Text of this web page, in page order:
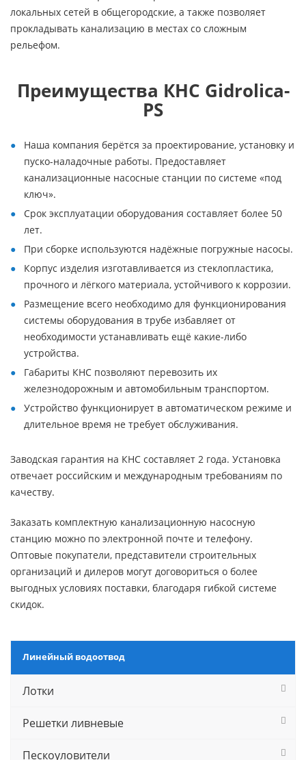
локальных сетей в общегородские, а также позволяет
прокладывать канализацию в местах со сложным
рельефом.
Преимущества КНС Gidrolica-
PS
Наша компания берётся за проектирование, установку и
пуско-наладочные работы. Предоставляет
канализационные насосные станции по системе «под
ключ».
Срок эксплуатации оборудования составляет более 50
лет.
При сборке используются надёжные погружные насосы.
Корпус изделия изготавливается из стеклопластика,
прочного и лёгкого материала, устойчивого к коррозии.
Размещение всего необходимо для функционирования
системы оборудования в трубе избавляет от
необходимости устанавливать ещё какие-либо
устройства.
Габариты КНС позволяют перевозить их
железнодорожным и автомобильным транспортом.
Устройство функционирует в автоматическом режиме и
длительное время не требует обслуживания.
Заводская гарантия на КНС составляет 2 года. Установка
отвечает российским и международным требованиям по
качеству.
Заказать комплектную канализационную насосную
станцию можно по электронной почте и телефону.
Оптовые покупатели, представители строительных
организаций и дилеров могут договориться о более
выгодных условиях поставки, благодаря гибкой системе
скидок.
Линейный водоотвод
Лотки
Решетки ливневые
Пескоуловители